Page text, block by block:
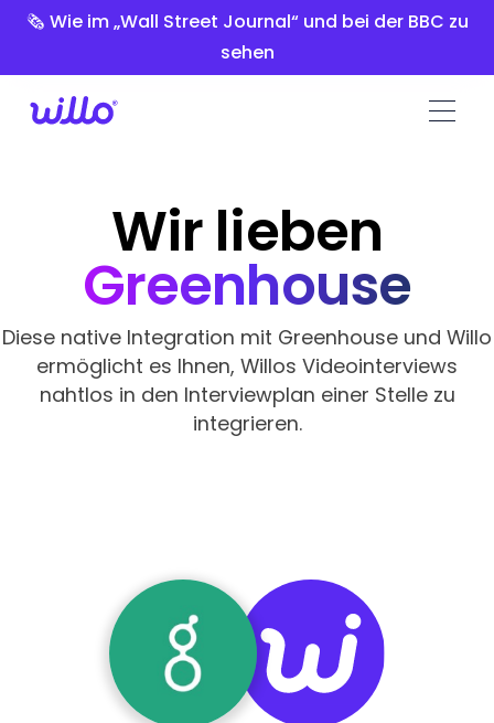
Please
includes
🗞️ Wie im „Wall Street Journal“ und bei der BBC zu
sehen
Wir lieben
Greenhouse
Diese native Integration mit Greenhouse und Willo
ermöglicht es Ihnen, Willos Videointerviews
nahtlos in den Interviewplan einer Stelle zu
integrieren.